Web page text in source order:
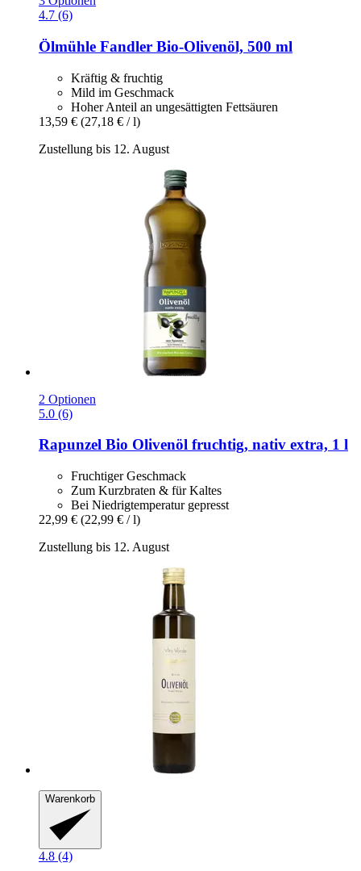
4.7 (6)
Ölmühle Fandler Bio-​Olivenöl, 500 ml
Kräftig & fruchtig
Mild im Geschmack
Hoher Anteil an ungesättigten Fettsäuren
13,59 € (27,18 € / l)
Zustellung bis 12. August
2 Optionen
5.0 (6)
Rapunzel Bio Olivenöl fruchtig, nativ extra, 1 l
Fruchtiger Geschmack
Zum Kurzbraten & für Kaltes
Bei Niedrigtemperatur gepresst
22,99 € (22,99 € / l)
Zustellung bis 12. August
Warenkorb
4.8 (4)